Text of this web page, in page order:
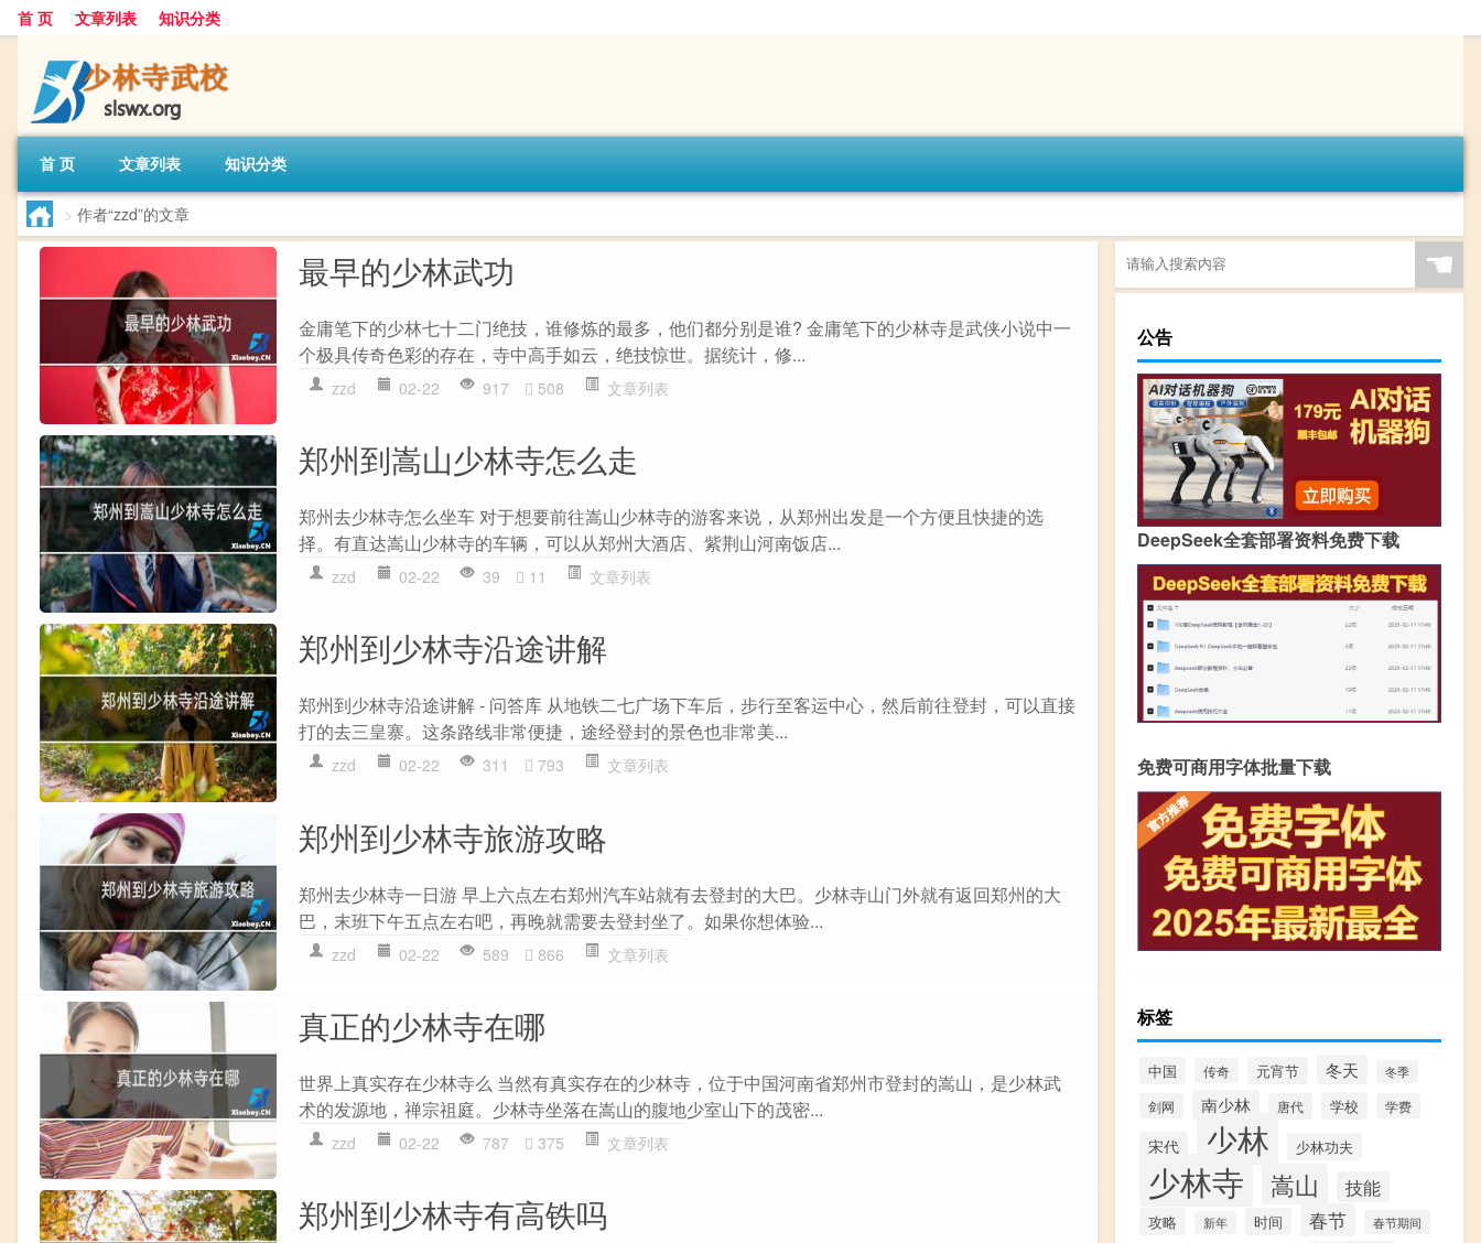
首 页 文章列表 知识分类
首 页 文章列表 知识分类
> 作者“zzd”的文章
最早的少林武功
金庸笔下的少林七十二门绝技，谁修炼的最多，他们都分别是谁? 金庸笔下的少林寺是武侠小说中一
个极具传奇色彩的存在，寺中高手如云，绝技惊世。据统计，修...
zzd 02-22 917 508 文章列表
郑州到嵩山少林寺怎么走
郑州去少林寺怎么坐车 对于想要前往嵩山少林寺的游客来说，从郑州出发是一个方便且快捷的选
择。有直达嵩山少林寺的车辆，可以从郑州大酒店、紫荆山河南饭店...
zzd 02-22 39 11 文章列表
郑州到少林寺沿途讲解
郑州到少林寺沿途讲解 - 问答库 从地铁二七广场下车后，步行至客运中心，然后前往登封，可以直接
打的去三皇寨。这条路线非常便捷，途经登封的景色也非常美...
zzd 02-22 311 793 文章列表
郑州到少林寺旅游攻略
郑州去少林寺一日游 早上六点左右郑州汽车站就有去登封的大巴。少林寺山门外就有返回郑州的大
巴，末班下午五点左右吧，再晚就需要去登封坐了。如果你想体验...
zzd 02-22 589 866 文章列表
真正的少林寺在哪
世界上真实存在少林寺么 当然有真实存在的少林寺，位于中国河南省郑州市登封的嵩山，是少林武
术的发源地，禅宗祖庭。少林寺坐落在嵩山的腹地少室山下的茂密...
zzd 02-22 787 375 文章列表
郑州到少林寺有高铁吗
☚
公告
DeepSeek全套部署资料免费下载
免费可商用字体批量下载
标签
中国 传奇 元宵节 冬天 冬季
剑网 南少林 唐代 学校 学费
宋代 少林 少林功夫
少林寺 嵩山 技能
攻略 新年 时间 春节 春节期间